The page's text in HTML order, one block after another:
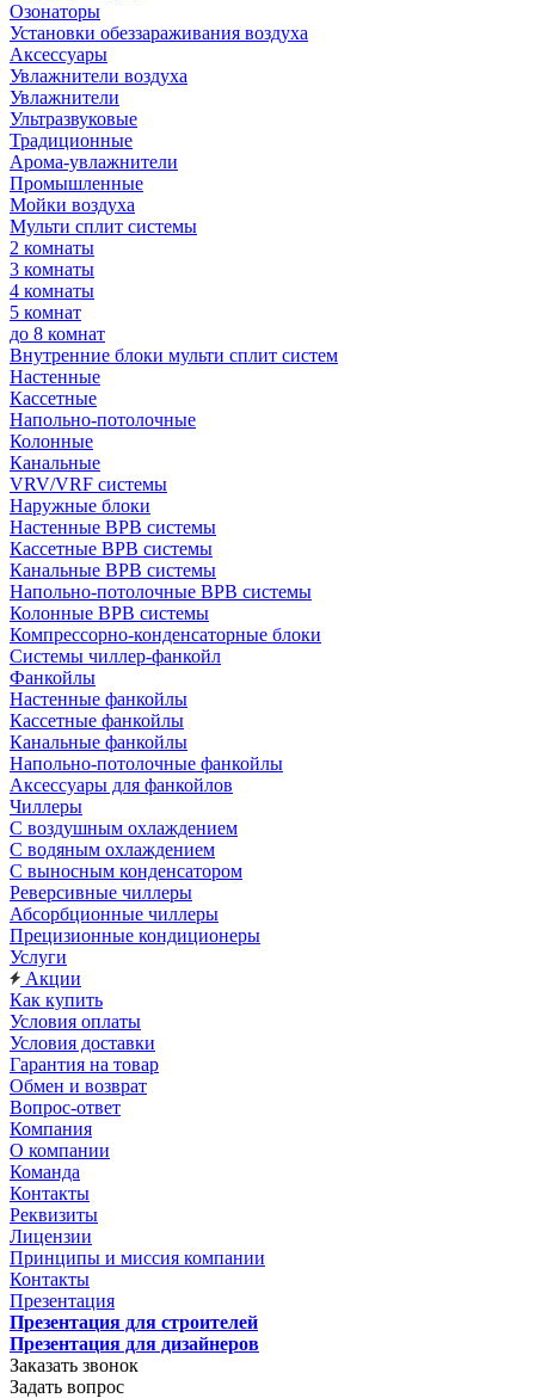
Озонаторы
Установки обеззараживания воздуха
Аксессуары
Увлажнители воздуха
Увлажнители
Ультразвуковые
Традиционные
Арома-увлажнители
Промышленные
Мойки воздуха
Мульти сплит системы
2 комнаты
3 комнаты
4 комнаты
5 комнат
до 8 комнат
Внутренние блоки мульти сплит систем
Настенные
Кассетные
Напольно-потолочные
Колонные
Канальные
VRV/VRF системы
Наружные блоки
Настенные ВРВ системы
Кассетные ВРВ системы
Канальные ВРВ системы
Напольно-потолочные ВРВ системы
Колонные ВРВ системы
Компрессорно-конденсаторные блоки
Системы чиллер-фанкойл
Фанкойлы
Настенные фанкойлы
Кассетные фанкойлы
Канальные фанкойлы
Напольно-потолочные фанкойлы
Аксессуары для фанкойлов
Чиллеры
С воздушным охлаждением
С водяным охлаждением
С выносным конденсатором
Реверсивные чиллеры
Абсорбционные чиллеры
Прецизионные кондиционеры
Услуги
Акции
Как купить
Условия оплаты
Условия доставки
Гарантия на товар
Обмен и возврат
Вопрос-ответ
Компания
О компании
Команда
Контакты
Реквизиты
Лицензии
Принципы и миссия компании
Контакты
Презентация
Презентация для строителей
Презентация для дизайнеров
Заказать звонок
Задать вопрос